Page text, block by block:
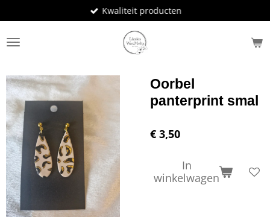
direct
naar
de
Kwaliteit producten
Oorbel
panterprint smal
€ 3,50
In
winkelwagen